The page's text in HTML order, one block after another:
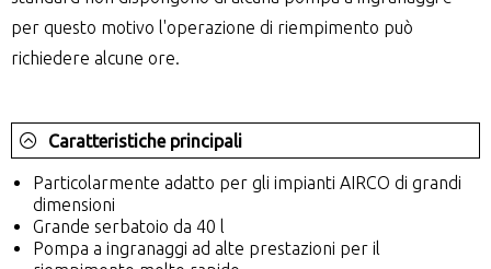
per questo motivo l'operazione di riempimento può
richiedere alcune ore.
Caratteristiche principali
Particolarmente adatto per gli impianti AIRCO di grandi
dimensioni
Grande serbatoio da 40 l
Pompa a ingranaggi ad alte prestazioni per il